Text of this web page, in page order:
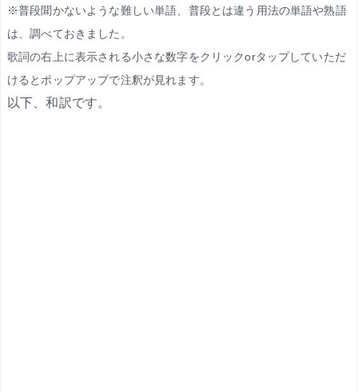
※普段聞かないような難しい単語、普段とは違う用法の単語や熟語
は、調べておきました。
歌詞の右上に表示される小さな数字をクリックorタップしていただ
けるとポップアップで注釈が見れます。
以下、和訳です。